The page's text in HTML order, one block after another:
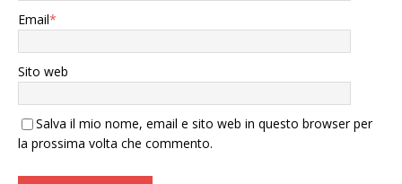
Email*
Sito web
Salva il mio nome, email e sito web in questo browser per
la prossima volta che commento.